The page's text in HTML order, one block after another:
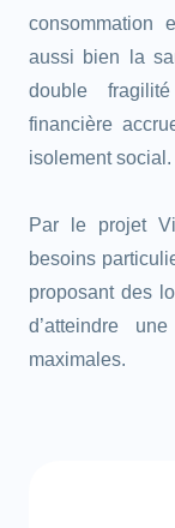
consommation
aussi bien la
double
financière
isolement social.
Par le projet
besoins
proposant des
d’atteindre
maximales.